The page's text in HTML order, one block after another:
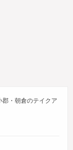
郡・朝倉のテイクア